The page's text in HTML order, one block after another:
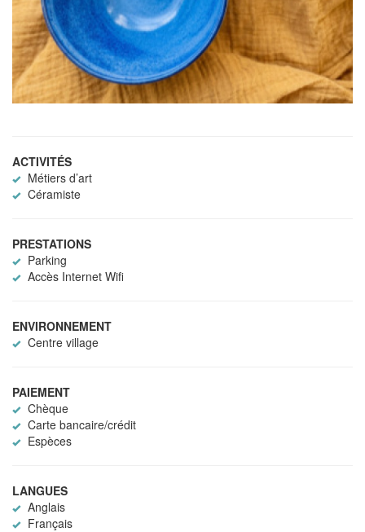
ACTIVITÉS
Métiers d’art
Céramiste
PRESTATIONS
Parking
Accès Internet Wifi
ENVIRONNEMENT
Centre village
PAIEMENT
Chèque
Carte bancaire/crédit
Espèces
LANGUES
Anglais
Français